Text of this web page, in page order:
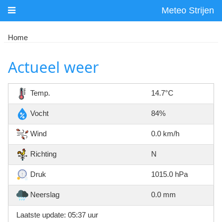
Meteo Strijen
Home
Actueel weer
Temp. 14.7°C
Vocht 84%
Wind 0.0 km/h
Richting N
Druk 1015.0 hPa
Neerslag 0.0 mm
Laatste update: 05:37 uur